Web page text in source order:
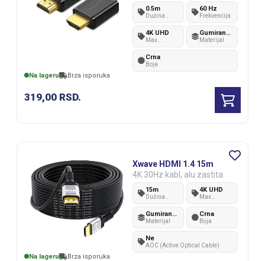
Na lageru Brza isporuka
319,00 RSD.
0.5m
Dužina
60 Hz
Frekvencija
4K UHD
Max
Gumirana plastika
Materijal
Crna
Boja
Na lageru Brza isporuka
Xwave HDMI 1.4 15m
4K 30Hz kabl, alu zastita
15m
Dužina
4K UHD
Max
Gumirana plastika
Materijal
Crna
Boja
Ne
AOC (Active Optical Cable)